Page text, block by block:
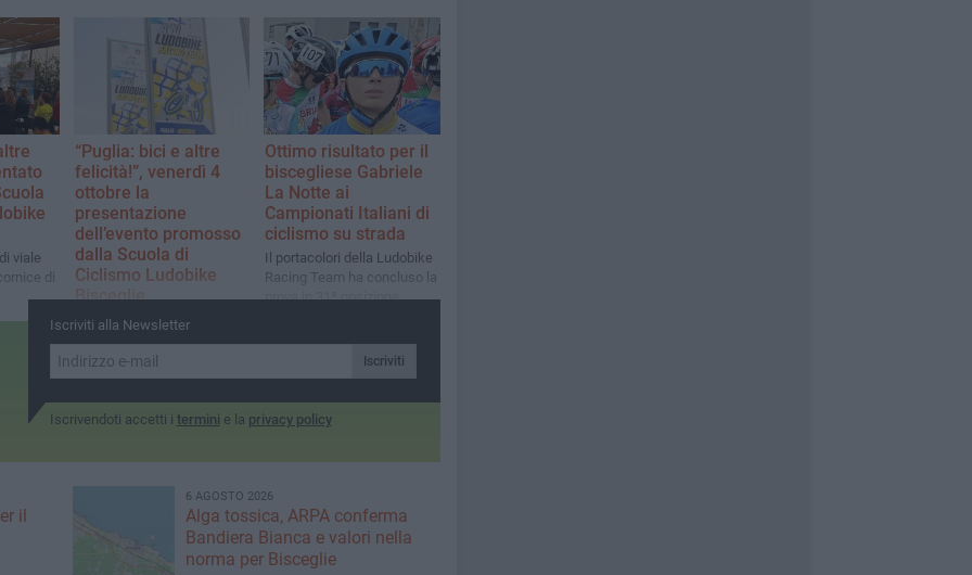
viale
di
“Puglia: bici e altre
felicità!”, venerdì 4
ottobre la
presentazione
dell’evento promosso
dalla Scuola di
Ciclismo Ludobike
Bisceglie
Il Bike park village di viale
un weekend fra
divertimento, sano sport e
ottobre
Ottimo risultato per il
biscegliese Gabriele
La Notte ai
Campionati Italiani di
ciclismo su strada
Il portacolori della Ludobike
Racing Team ha concluso la
prova in 31ª posizione
Iscriviti alla Newsletter
Iscriviti
Iscrivendoti accetti i termini e la privacy policy
il
6 AGOSTO 2026
Alga tossica, ARPA conferma
Bandiera Bianca e valori nella
norma per Bisceglie